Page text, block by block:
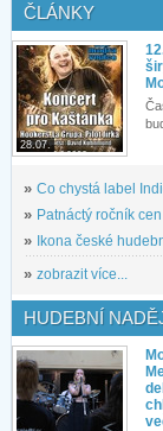
ČLÁNKY
28.07.
» Co chystá label
» Patnáctý ročník
» Ikona české
» zobrazit více...
HUDEBNÍ